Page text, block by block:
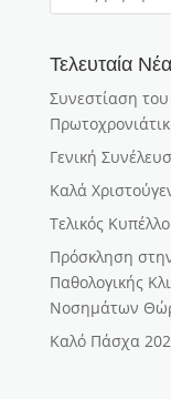
Τελευταία Νέα
Συνεστίαση
Γενική
Καλά
Τελικός
Πρόσκληση
Παθολογικής
Νοσημάτων
Καλό Πάσχα